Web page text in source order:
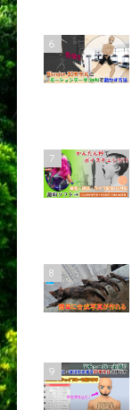
6
7
8
9